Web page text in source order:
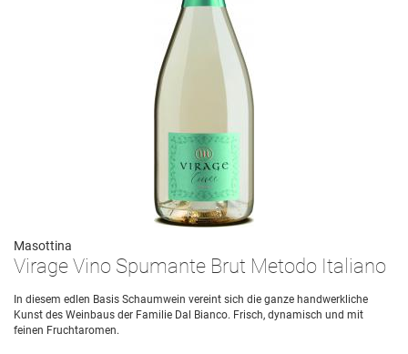
Masottina
Virage Vino Spumante Brut Metodo Italiano
In diesem edlen Basis Schaumwein vereint sich die ganze handwerkliche
Kunst des Weinbaus der Familie Dal Bianco. Frisch, dynamisch und mit
feinen Fruchtaromen.